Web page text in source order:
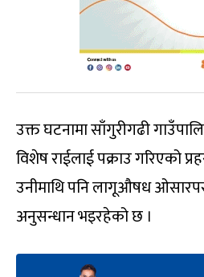
उक्त घटनामा साँगुरीगढी
विशेष राईलाई पक्राउ गरिएको
उनीमाथि पनि लागूऔषध
अनुसन्धान भइरहेको छ ।